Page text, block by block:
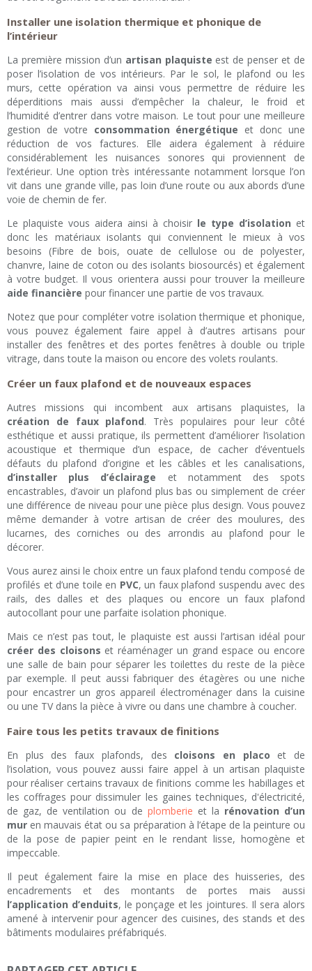
Installer une isolation thermique et phonique de
l’intérieur
La première mission d’un artisan plaquiste est de penser et de
poser l’isolation de vos intérieurs. Par le sol, le plafond ou les
murs, cette opération va ainsi vous permettre de réduire les
déperditions mais aussi d’empêcher la chaleur, le froid et
l’humidité d’entrer dans votre maison. Le tout pour une meilleure
gestion de votre consommation énergétique et donc une
réduction de vos factures. Elle aidera également à réduire
considérablement les nuisances sonores qui proviennent de
l’extérieur. Une option très intéressante notamment lorsque l’on
vit dans une grande ville, pas loin d’une route ou aux abords d’une
voie de chemin de fer.
Le plaquiste vous aidera ainsi à choisir le type d’isolation et
donc les matériaux isolants qui conviennent le mieux à vos
besoins (Fibre de bois, ouate de cellulose ou de polyester,
chanvre, laine de coton ou des isolants biosourcés) et également
à votre budget. Il vous orientera aussi pour trouver la meilleure
aide financière pour financer une partie de vos travaux.
Notez que pour compléter votre isolation thermique et phonique,
vous pouvez également faire appel à d’autres artisans pour
installer des fenêtres et des portes fenêtres à double ou triple
vitrage, dans toute la maison ou encore des volets roulants.
Créer un faux plafond et de nouveaux espaces
Autres missions qui incombent aux artisans plaquistes, la
création de faux plafond. Très populaires pour leur côté
esthétique et aussi pratique, ils permettent d’améliorer l’isolation
acoustique et thermique d’un espace, de cacher d’éventuels
défauts du plafond d’origine et les câbles et les canalisations,
d’installer plus d’éclairage et notamment des spots
encastrables, d’avoir un plafond plus bas ou simplement de créer
une différence de niveau pour une pièce plus design. Vous pouvez
même demander à votre artisan de créer des moulures, des
lucarnes, des corniches ou des arrondis au plafond pour le
décorer.
Vous aurez ainsi le choix entre un faux plafond tendu composé de
profilés et d’une toile en PVC, un faux plafond suspendu avec des
rails, des dalles et des plaques ou encore un faux plafond
autocollant pour une parfaite isolation phonique.
Mais ce n’est pas tout, le plaquiste est aussi l’artisan idéal pour
créer des cloisons et réaménager un grand espace ou encore
une salle de bain pour séparer les toilettes du reste de la pièce
par exemple. Il peut aussi fabriquer des étagères ou une niche
pour encastrer un gros appareil électroménager dans la cuisine
ou une TV dans la pièce à vivre ou dans une chambre à coucher.
Faire tous les petits travaux de finitions
En plus des faux plafonds, des cloisons en placo et de
l’isolation, vous pouvez aussi faire appel à un artisan plaquiste
pour réaliser certains travaux de finitions comme les habillages et
les coffrages pour dissimuler les gaines techniques, d'électricité,
de gaz, de ventilation ou de plomberie et la rénovation d’un
mur en mauvais état ou sa préparation à l’étape de la peinture ou
de la pose de papier peint en le rendant lisse, homogène et
impeccable.
Il peut également faire la mise en place des huisseries, des
encadrements et des montants de portes mais aussi
l’application d’enduits, le ponçage et les jointures. Il sera alors
amené à intervenir pour agencer des cuisines, des stands et des
bâtiments modulaires préfabriqués.